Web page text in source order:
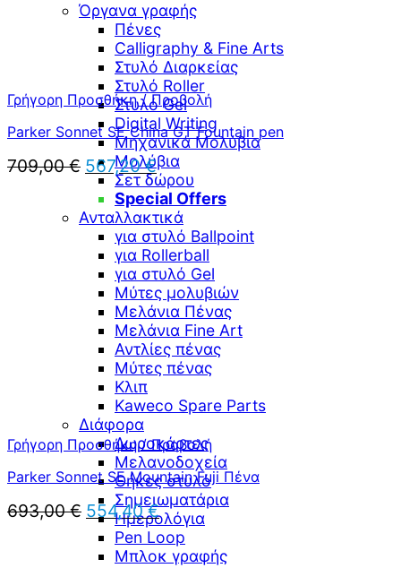
Όργανα γραφής
Πένες
Calligraphy & Fine Arts
Στυλό Διαρκείας
Στυλό Roller
Στυλό Gel
Digital Writing
Μηχανικά Μολύβια
Μολύβια
Σετ δώρου
Special Offers
Ανταλλακτικά
για στυλό Ballpoint
για Rollerball
για στυλό Gel
Μύτες μολυβιών
Μελάνια Πένας
Μελάνια Fine Art
Αντλίες πένας
Μύτες πένας
Κλιπ
Kaweco Spare Parts
Διάφορα
Δωροκάρτες
Μελανοδοχεία
Θήκες στυλό
Σημειωματάρια
Ημερολόγια
Pen Loop
Μπλοκ γραφής
Γρήγορη Προσθήκη / Προβολή
Parker Sonnet SE China GT Fountain pen
709,00€ Original
price
was:
709,00 €.
567,20€Η
τρέχουσα
τιμή
είναι:
567,20 €.
Γρήγορη Προσθήκη / Προβολή
Parker Sonnet SE Mountain Fuji Πένα
693,00€ Original
price
was:
693,00 €.
554,40€Η
τρέχουσα
τιμή
είναι: